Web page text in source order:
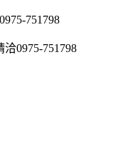
751798
0975-751798